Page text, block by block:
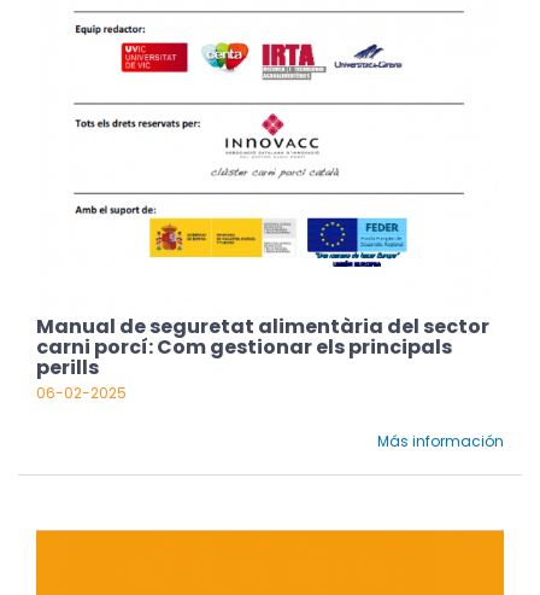
Manual de seguretat alimentària del sector
carni porcí: Com gestionar els principals
perills
06-02-2025
Más información